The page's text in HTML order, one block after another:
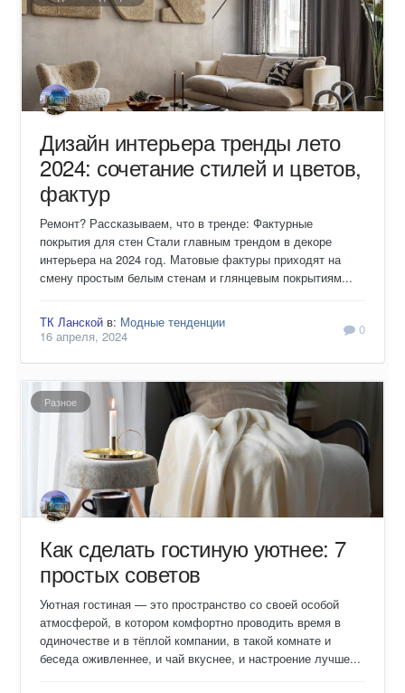
Дизайн интерьера тренды лето
2024: сочетание стилей и цветов,
фактур
Ремонт? Рассказываем, что в тренде: Фактурные
покрытия для стен Стали главным трендом в декоре
интерьера на 2024 год. Матовые фактуры приходят на
смену простым белым стенам и глянцевым покрытиям...
ТК Ланской в: Модные тенденции
16 апреля, 2024
0
Разное
Как сделать гостиную уютнее: 7
простых советов
Уютная гостиная — это пространство со своей особой
атмосферой, в котором комфортно проводить время в
одиночестве и в тёплой компании, в такой комнате и
беседа оживленнее, и чай вкуснее, и настроение лучше...